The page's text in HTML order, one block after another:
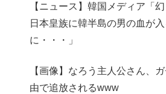
【ニュース】韓国メディア「
日本皇族に韓半島の男の血が
に・・・」
【画像】なろう主人公さん、
由で追放されるwww